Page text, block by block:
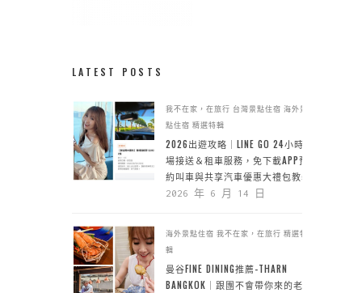
LATEST POSTS
我不在家，在旅行 台灣景點住宿 海外景
點住宿 精選特輯
2026出遊攻略｜LINE GO 24小時機
場接送＆租車服務，免下載APP預
約叫車與共享汽車優惠大禮包教學
2026 年 6 月 14 日
海外景點住宿 我不在家，在旅行 精選特
輯
曼谷FINE DINING推薦-THARN
BANGKOK｜跟團不會帶你來的老城